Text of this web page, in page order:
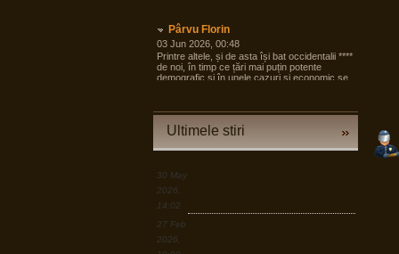
Pârvu Florin
03 Jun 2026, 00:48
Printre altele, și de asta își bat occidentalii ****
de noi, în timp ce țări mai puțin potente
demografic și în unele cazuri și economic se
din societate, noi încă dezbatem cine e
războiul cea mai bună resursă a Europei sunt
Pârvu Florin
19 Mar 2026, 00:50
Ultimele stiri
30 May
2026,
14:02
27 Feb
2026,